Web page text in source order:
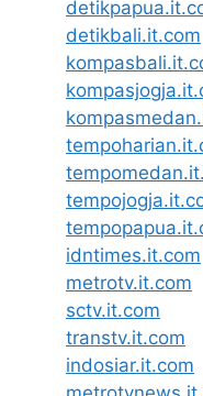
detikbali.it.com
idntimes.it.com
metrotv.it.com
sctv.it.com
transtv.it.com
indosiar.it.com